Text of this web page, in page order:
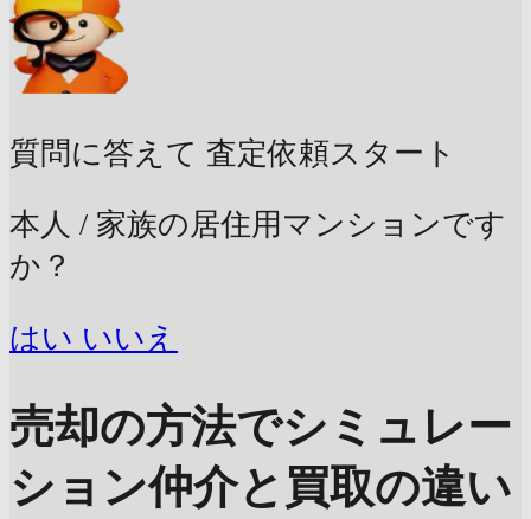
質問に答えて 査定依頼スタート
本人 / 家族の居住用マンションです
か？
はい いいえ
売却の方法でシミュレー
ション仲介と買取の違い